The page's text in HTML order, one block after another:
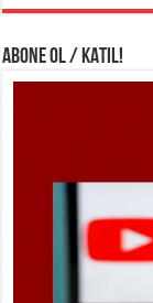
ABONE OL / KATIL!